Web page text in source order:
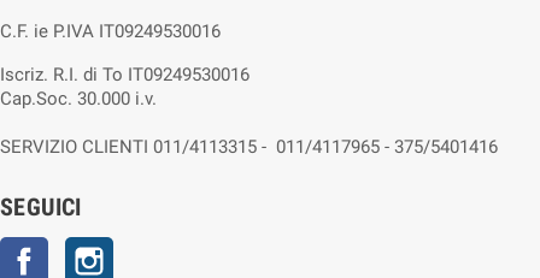
C.F. ie P.IVA IT09249530016
Iscriz. R.I. di To IT09249530016
Cap.Soc. 30.000 i.v.
SERVIZIO CLIENTI 011/4113315 - 011/4117965 - 375/5401416
SEGUICI
Facebook